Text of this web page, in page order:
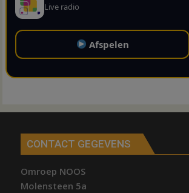
Live radio
Afspelen
CONTACT GEGEVENS
Omroep NOOS
Molensteen 5a